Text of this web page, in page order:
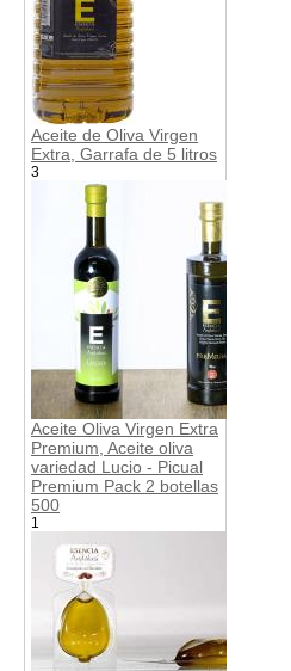
Aceite de Oliva Virgen
Extra, Garrafa de 5 litros
3
Aceite Oliva Virgen Extra
Premium, Aceite oliva
variedad Lucio - Picual
Premium Pack 2 botellas
500
1